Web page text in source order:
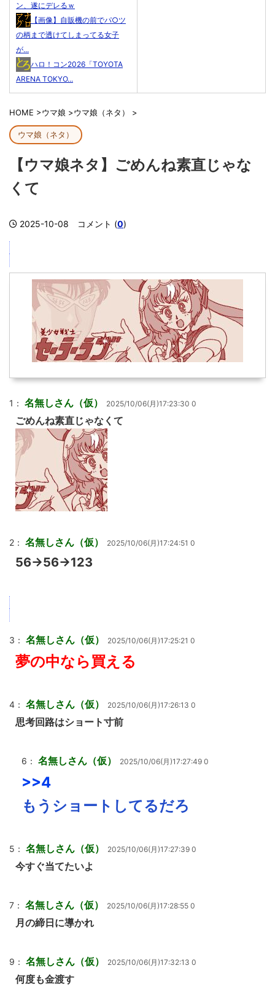
ン、遂にデレるｗ
【画像】自販機の前でパ○ツ
の柄まで透けてしまってる女子
が...
ハロ！コン2026「TOYOTA
ARENA TOKYO...
HOME >ウマ娘 >ウマ娘（ネタ） >
ウマ娘（ネタ）
【ウマ娘ネタ】ごめんね素直じゃな
くて
2025-10-08 コメント (0)
1： 名無しさん（仮） 2025/10/06(月)17:23:30 0
ごめんね素直じゃなくて
2： 名無しさん（仮） 2025/10/06(月)17:24:51 0
56→56→123
3： 名無しさん（仮） 2025/10/06(月)17:25:21 0
夢の中なら買える
4： 名無しさん（仮） 2025/10/06(月)17:26:13 0
思考回路はショート寸前
6： 名無しさん（仮） 2025/10/06(月)17:27:49 0
>>4
もうショートしてるだろ
5： 名無しさん（仮） 2025/10/06(月)17:27:39 0
今すぐ当てたいよ
7： 名無しさん（仮） 2025/10/06(月)17:28:55 0
月の締日に導かれ
9： 名無しさん（仮） 2025/10/06(月)17:32:13 0
何度も金渡す